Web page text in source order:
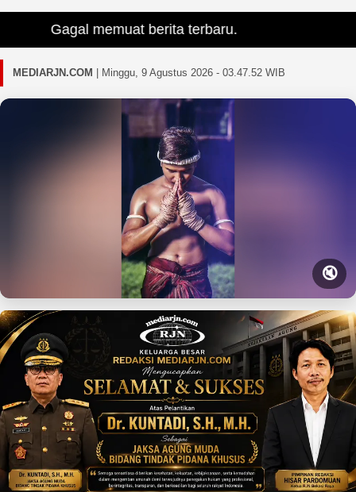
Gagal memuat berita terbaru.
MEDIARJN.COM Minggu, 9 Agustus 2026 - 03.47.54 WIB
🔇